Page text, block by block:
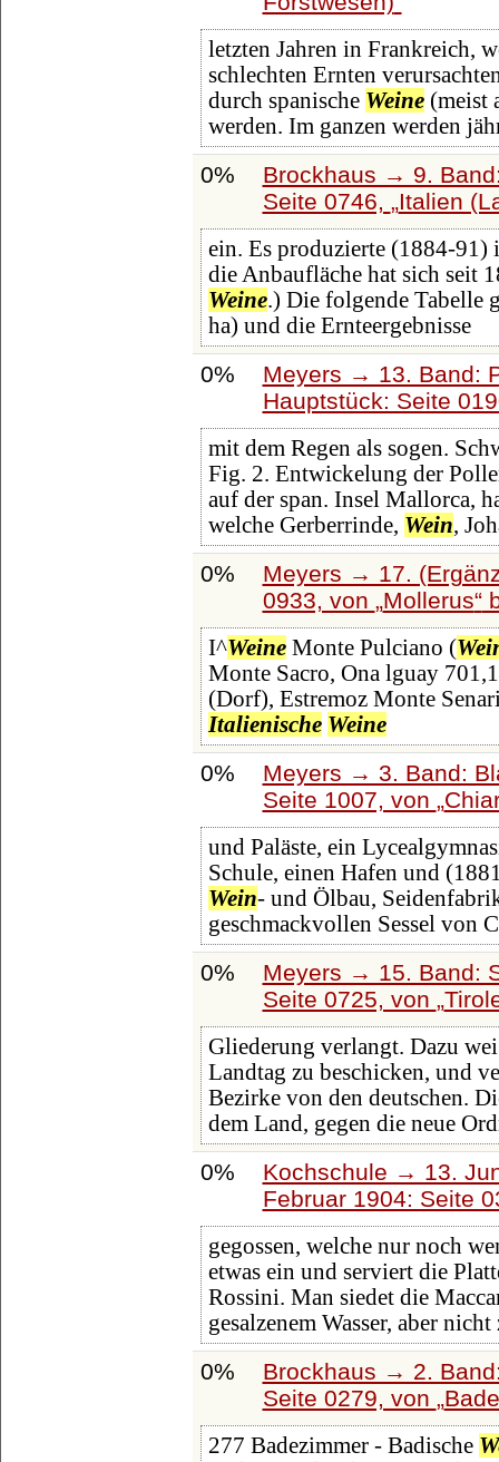
letzten Jahren in Frankreich,
schlechten Ernten
durch spanische Weine(meist
werden. Im ganzen werden
0%
Brockhaus → 9.
Seite 0746,
Italien
ein. Es produzierte (1884-
die Anbaufläche hat sich seit
Weine.) Die folgende Tabelle
ha) und die Ernteergebnisse
0%
Meyers → 13. Band:
Hauptstück: Seite
mit dem Regen als sogen.
Fig. 2. Entwickelung der
auf der span. Insel Mallorca,
welche Gerberrinde, Wein,
0%
Meyers → 17.
0933, von Mollerus
I^WeineMonte Pulciano (
Monte Sacro, Ona lguay
(Dorf), Estremoz Monte
Italienische Weine
0%
Meyers → 3. Band:
Seite 1007, von
und Paläste, ein
Schule, einen Hafen und
Wein- und Ölbau,
geschmackvollen Sessel von
0%
Meyers → 15. Band:
Seite 0725, von
Gliederung verlangt. Dazu
Landtag zu beschicken, und
Bezirke von den deutschen.
dem Land, gegen die neue
0%
Kochschule → 13.
Februar 1904: Seite
gegossen, welche nur noch
etwas ein und serviert die
Rossini. Man siedet die
gesalzenem Wasser, aber nicht
0%
Brockhaus → 2.
Seite 0279, von
277 Badezimmer - Badische